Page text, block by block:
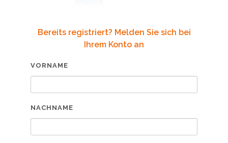
Bereits registriert? Melden Sie sich bei
Ihrem Konto an
VORNAME
NACHNAME